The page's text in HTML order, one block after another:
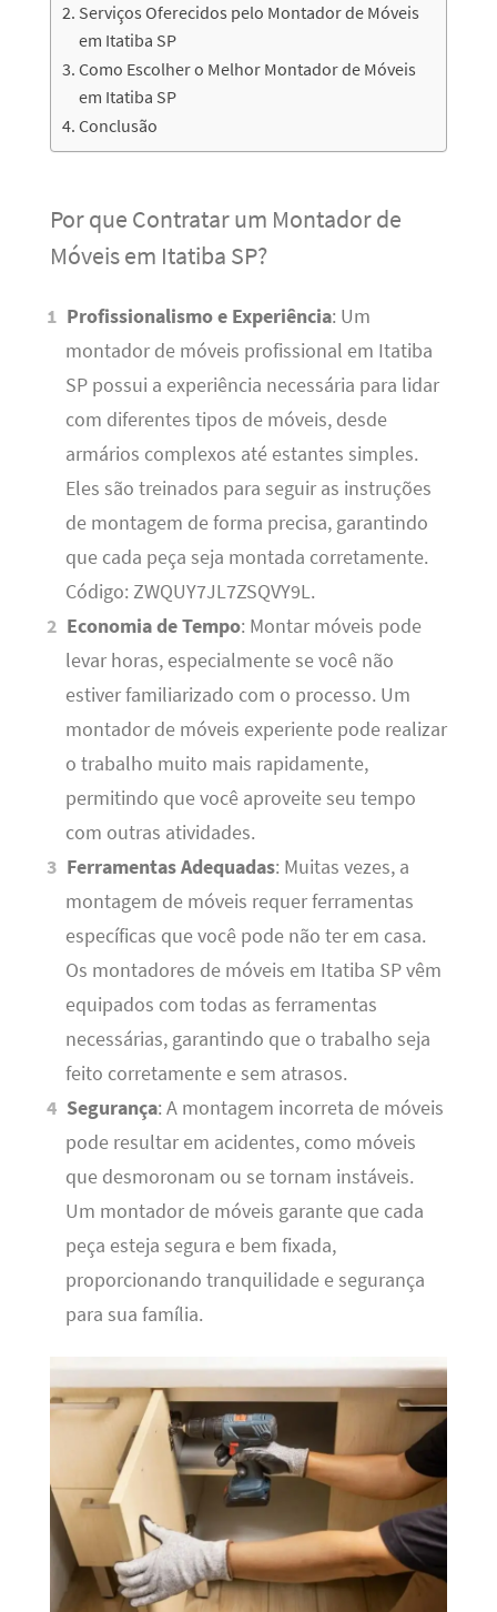
Serviços Oferecidos pelo Montador de Móveis
em Itatiba SP
Como Escolher o Melhor Montador de Móveis
em Itatiba SP
Conclusão
Por que Contratar um Montador de
Móveis em Itatiba SP?
Profissionalismo e Experiência: Um
montador de móveis profissional em Itatiba
SP possui a experiência necessária para lidar
com diferentes tipos de móveis, desde
armários complexos até estantes simples.
Eles são treinados para seguir as instruções
de montagem de forma precisa, garantindo
que cada peça seja montada corretamente.
Código: ZWQUY7JL7ZSQVY9L.
Economia de Tempo: Montar móveis pode
levar horas, especialmente se você não
estiver familiarizado com o processo. Um
montador de móveis experiente pode realizar
o trabalho muito mais rapidamente,
permitindo que você aproveite seu tempo
com outras atividades.
Ferramentas Adequadas: Muitas vezes, a
montagem de móveis requer ferramentas
específicas que você pode não ter em casa.
Os montadores de móveis em Itatiba SP vêm
equipados com todas as ferramentas
necessárias, garantindo que o trabalho seja
feito corretamente e sem atrasos.
Segurança: A montagem incorreta de móveis
pode resultar em acidentes, como móveis
que desmoronam ou se tornam instáveis.
Um montador de móveis garante que cada
peça esteja segura e bem fixada,
proporcionando tranquilidade e segurança
para sua família.